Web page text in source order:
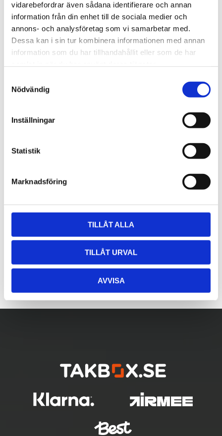
vidarebefordrar även sådana identifierare och annan
information från din enhet till de sociala medier och
annons- och analysföretag som vi samarbetar med.
Dessa kan i sin tur kombinera informationen med annan
information som du har tillhandahållit eller som de har
Nödvändig
Inställningar
Statistik
Marknadsföring
TILLÅT ALLA
TILLÅT URVAL
AVVISA
Lättmonterad
takräcken, för fordon utan
befintliga fästpunkter för
fabriksmonterade räcken.
1 795 kr
kr
Lättmonterad
Edge-takräcken, för
fordon utan befintliga
eller fabriksmonterade
räcken.
2 525kr
2 635